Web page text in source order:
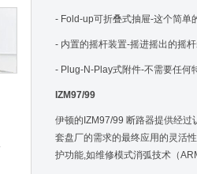
- Fold-up可折叠式抽屉-这个简单
- 内置的摇杆装置-摇进摇出的摇
- Plug-N-Play式附件-不需要任何
IZM97/99
伊顿的IZM97/99 断路器提供经
套盘厂的需求的最终应用的灵活
护功能,如维修模式消弧技术（